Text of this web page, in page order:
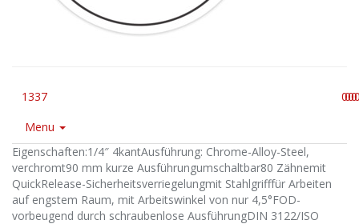
1337 0000
Menu
Eigenschaften:1/4″ 4kantAusführung: Chrome-Alloy-Steel,
verchromt90 mm kurze Ausführungumschaltbar80 Zähnemit
QuickRelease-Sicherheitsverriegelungmit Stahlgrifffür Arbeiten
auf engstem Raum, mit Arbeitswinkel von nur 4,5°FOD-
vorbeugend durch schraubenlose AusführungDIN 3122/ISO